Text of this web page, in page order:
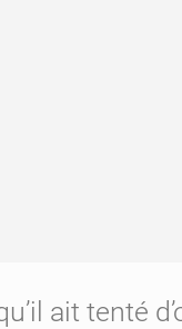
ait tenté